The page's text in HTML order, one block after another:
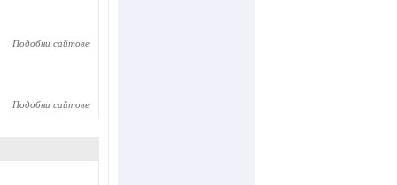
Подобни сайтове
Подобни сайтове